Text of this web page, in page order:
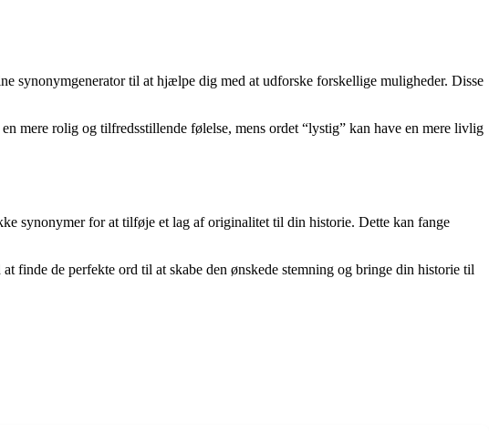
synonymgenerator til at hjælpe dig med at udforske forskellige muligheder. Disse
mere rolig og tilfredsstillende følelse, mens ordet “lystig” kan have en mere livlig
synonymer for at tilføje et lag af originalitet til din historie. Dette kan fange
finde de perfekte ord til at skabe den ønskede stemning og bringe din historie til